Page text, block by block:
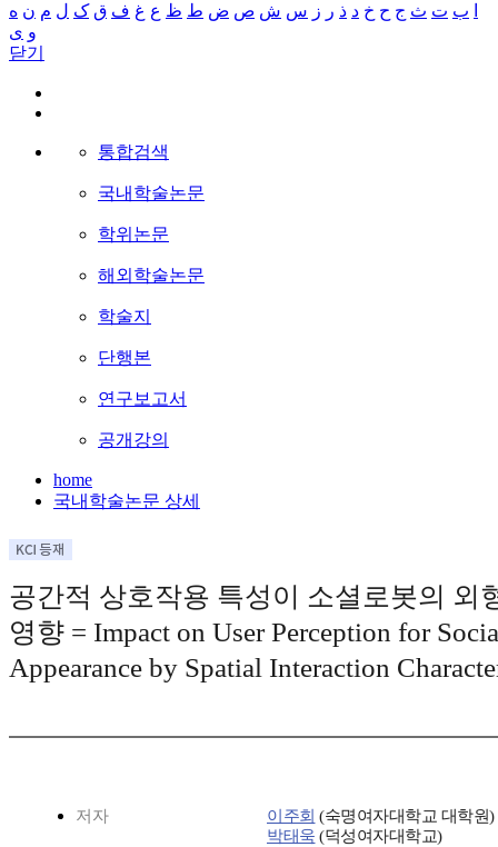
ب ت ث ج ح خ د ذ ر ز س ش ص ض ط ظ ع غ ف ق ک ل م ن ه
و ی
닫기
통합검색
국내학술논문
학위논문
해외학술논문
학술지
단행본
연구보고서
공개강의
home
국내학술논문 상세
공간적 상호작용 특성이 소셜로봇의 외
영향 = Impact on User Perception for
Appearance by Spatial Interaction
저자 이주회 (숙명여자대학교 대학원
박태욱 (덕성여자대학교)